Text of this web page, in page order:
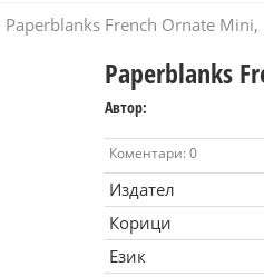
Paperblanks French Ornate
Paperblanks
Автор:
Коментари: 0
Издател
Корици
Език